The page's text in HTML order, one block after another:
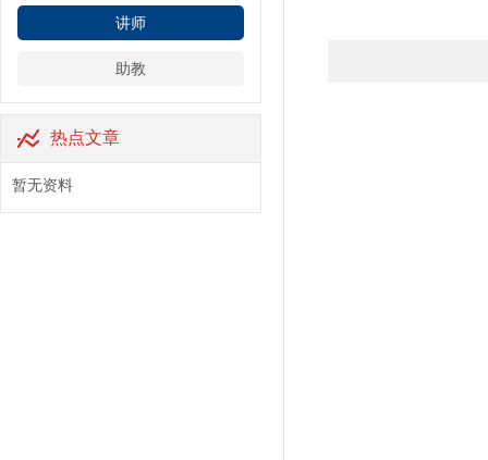
讲师
助教
热点文章
暂无资料